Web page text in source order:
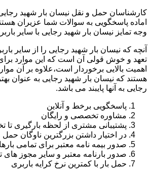
کارشناسان حمل و نقل نیسان بار شهید
اماده پاسخگویی به سوالات شما عزیران
وجه تمایز نیسان بار شهید رجایی با سایر
آنچه که نیسان بار شهید رجایی را از سایر
تعهد و خوش قولی آن است که این موارد برای
اهمیت بالایی برخوردار است،علاوه بر آن
هستند که نیسان بار شهید رجایی به عنوان
رجایی به آنها پایبند می باشد.
پاسخگویی برخط و آنلاین
مشاوره تخصصی و رایگان
پشتیبانی مشتری از لحظه بارگیری تا
در اختیار داشتن بزرگترین ناوگان
صدور بیمه نامه معتبر برای تمامی
صدور بارنامه معتبر و سایر مجوز های
حمل بار با کمترین نرخ کرایه باربری